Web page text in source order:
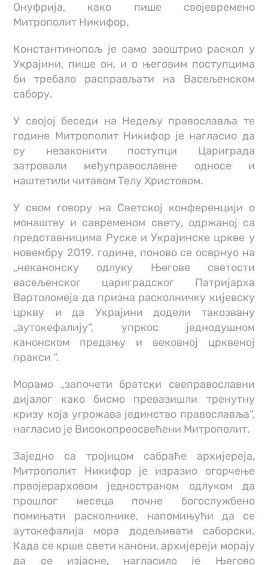
Онуфрија, како пише својевремено
Митрополит Никифор.
Константинопољ је само заоштрио раскол у
Украјини, пише он, и о његовим поступцима
би требало расправљати на Васељенском
сабору.
У својој беседи на Недељу православља те
године Митрополит Никифор је нагласио да
су незаконити поступци Цариграда
затровали међуправославне односе и
наштетили читавом Телу Христовом.
У свом говору на Светској конференцији о
монаштву и савременом свету, одржаној са
представницима Руске и Украјинске цркве у
новембру 2019. године, поново се осврнуо на
„неканонску одлуку Његове светости
васељенског цариградског Патријарха
Вартоломеја да призна расколничку кијевску
цркву и да Украјини додели такозвану
„аутокефалију“, упркос једнодушном
канонском предању и вековној црквеној
пракси “.
Морамо „започети братски свеправославни
дијалог како бисмо превазишли тренутну
кризу која угрожава јединство православља“,
нагласио је Високопреосвећени Митрополит.
Заједно са тројицом сабраће архијереја,
Митрополит Никифор је изразио огорчење
првојерарховом једностраном одлуком да
прошлог месеца почне богослужбено
помињати расколнике, напомињући да се
аутокефалија мора додељивати саборски.
Када се крше свети канони, архијереји морају
да се изјасне, нагласило је Његово